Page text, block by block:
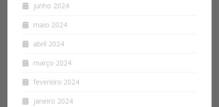
junho 2024
maio 2024
abril 2024
março 2024
fevereiro 2024
janeiro 2024